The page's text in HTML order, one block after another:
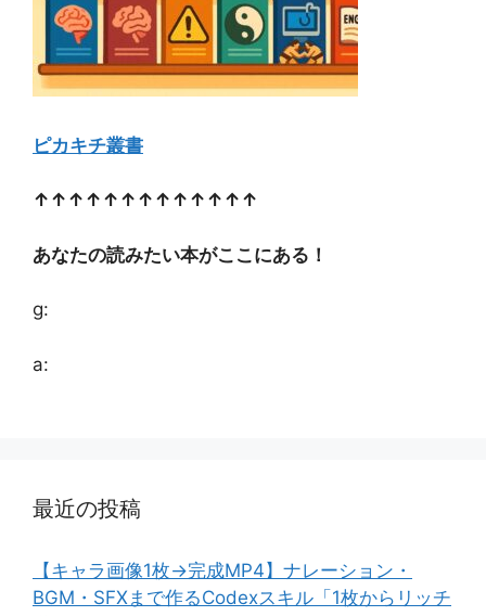
ピカキチ叢書
↑↑↑↑↑↑↑↑↑↑↑↑↑
あなたの読みたい本がここにある！
g:
a:
最近の投稿
【キャラ画像1枚→完成MP4】ナレーション・
BGM・SFXまで作るCodexスキル「1枚からリッチ